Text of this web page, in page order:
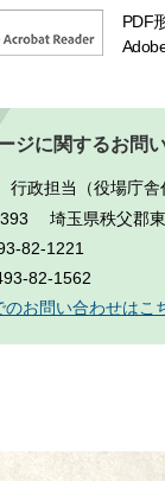
PDF
ジに関するお問
行政担当（役場庁舎
埼玉県秩父郡
82-1221
82-1562
のお問い合わせはこ